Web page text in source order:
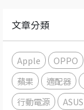
文章分類
Apple OPPO
蘋果
適配器
行動電源
ASUS